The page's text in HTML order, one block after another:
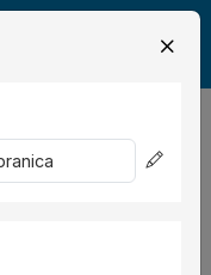
Ordina per